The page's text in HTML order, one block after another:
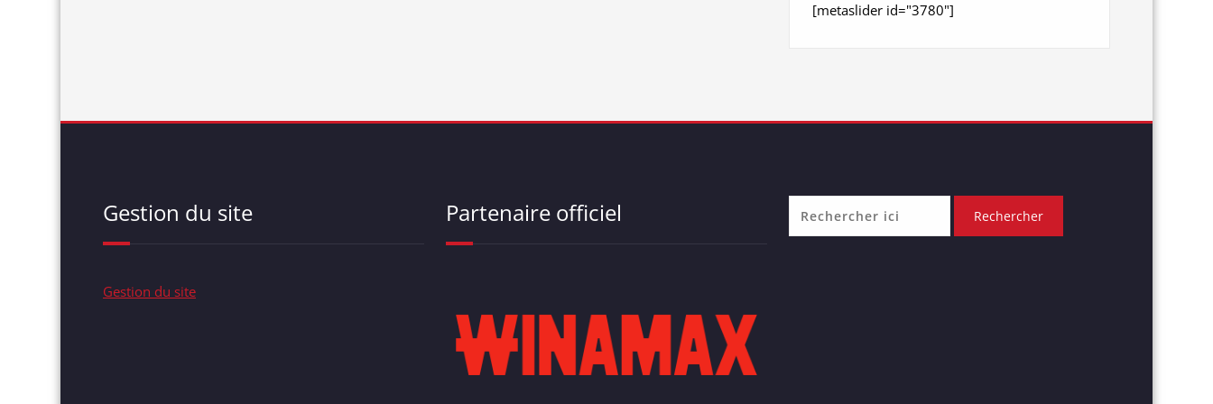
[metaslider id="3780"]
Gestion du site
Gestion du site
Partenaire officiel